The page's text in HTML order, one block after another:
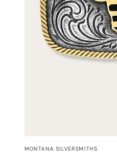
MONTANA SILVERSMITHS